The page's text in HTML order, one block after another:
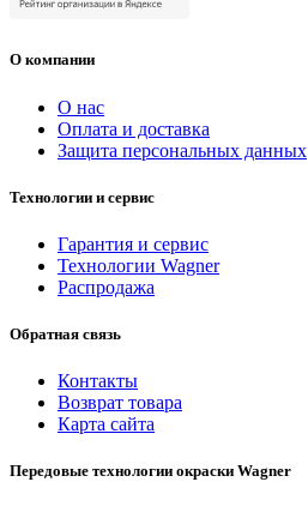
О компании
О нас
Оплата и доставка
Защита персональных данных
Технологии и сервис
Гарантия и сервис
Технологии Wagner
Распродажа
Обратная связь
Контакты
Возврат товара
Карта сайта
Передовые технологии окраски Wagner